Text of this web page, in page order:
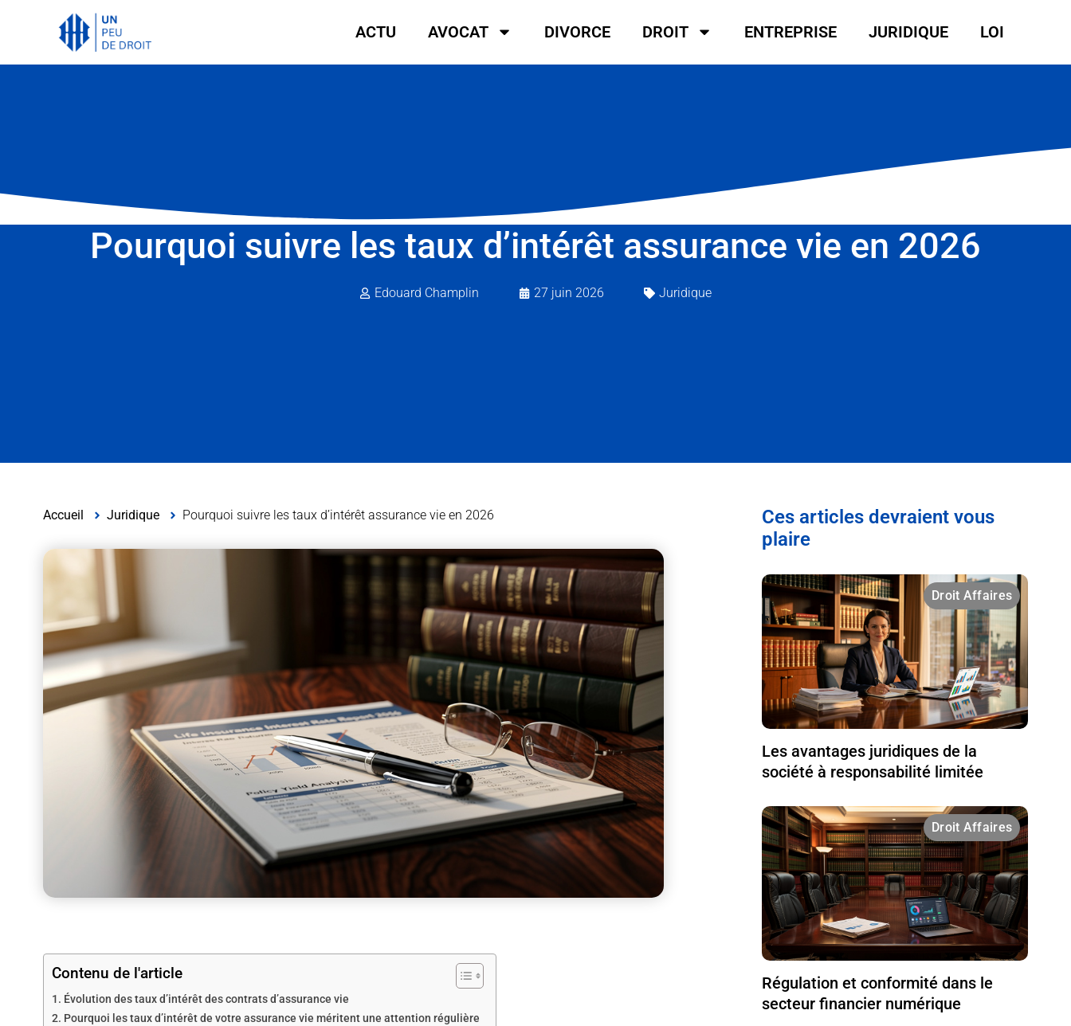
ACTU AVOCAT DIVORCE DROIT ENTREPRISE JURIDIQUE LOI
Pourquoi suivre les taux d’intérêt assurance vie en 2026
Edouard Champlin 27 juin 2026 Juridique
Accueil Juridique Pourquoi suivre les taux d’intérêt assurance vie en 2026
Contenu de l'article
Évolution des taux d’intérêt des contrats d’assurance vie
Pourquoi les taux d’intérêt de votre assurance vie méritent une attention régulière
Ces articles devraient vous
plaire
Droit Affaires
Les avantages juridiques de la
société à responsabilité limitée
Droit Affaires
Régulation et conformité dans le
secteur financier numérique